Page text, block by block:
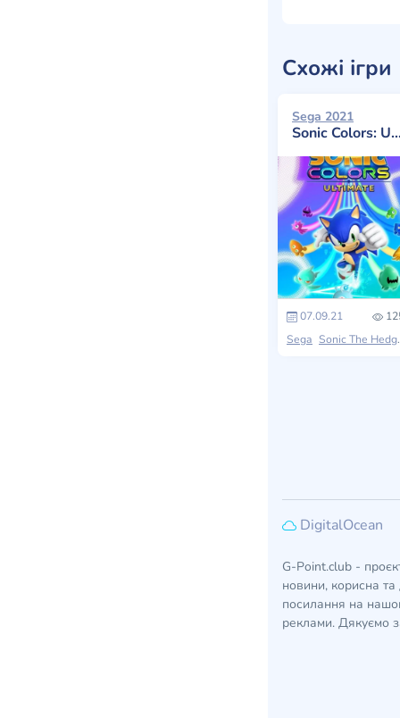
Схожі ігри
Sega 2021
Sonic Colors: Ultimate
07.09.21
Sega Sonic The Hedgehog
DigitalOcean
G-Point.club -
новини, корисна та
посилання на
реклами. Дякуємо